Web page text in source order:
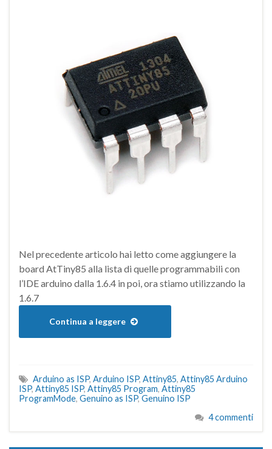
Nel precedente articolo hai letto come aggiungere la
board AtTiny85 alla lista di quelle programmabili con
l’IDE arduino dalla 1.6.4 in poi, ora stiamo utilizzando la
1.6.7
Continua a leggere
Arduino as ISP, Arduino ISP, Attiny85, Attiny85 Arduino
ISP, Attiny85 ISP, Attiny85 Program, Attiny85
ProgramMode, Genuino as ISP, Genuino ISP
4 commenti